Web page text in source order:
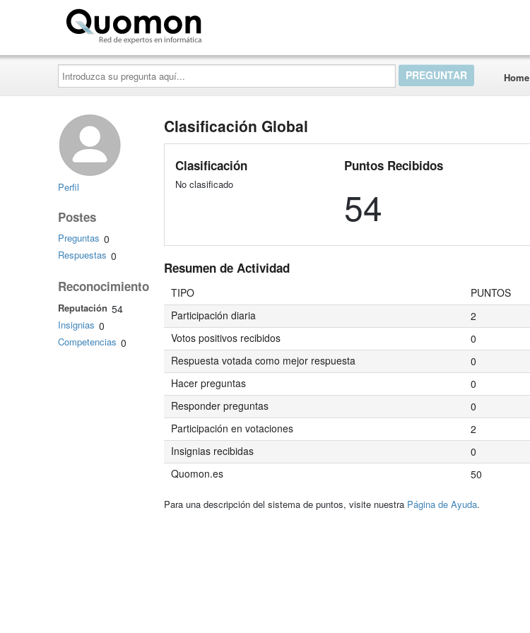
Introduzca
su
pregunta
aquí...
Home
Perfil
Postes
Preguntas 0
Respuestas 0
Reconocimiento
Reputación 54
Insignias 0
Competencias 0
Clasificación Global
Clasificación
No clasificado
Puntos Recibidos
54
Resumen de Actividad
TIPO
PUNTOS
Participación diaria
2
Votos positivos recibidos
0
Respuesta votada como mejor respuesta
0
Hacer preguntas
0
Responder preguntas
0
Participación en votaciones
2
Insignias recibidas
0
Quomon.es
50
Para una descripción del sistema de puntos, visite nuestra Página de Ayuda.